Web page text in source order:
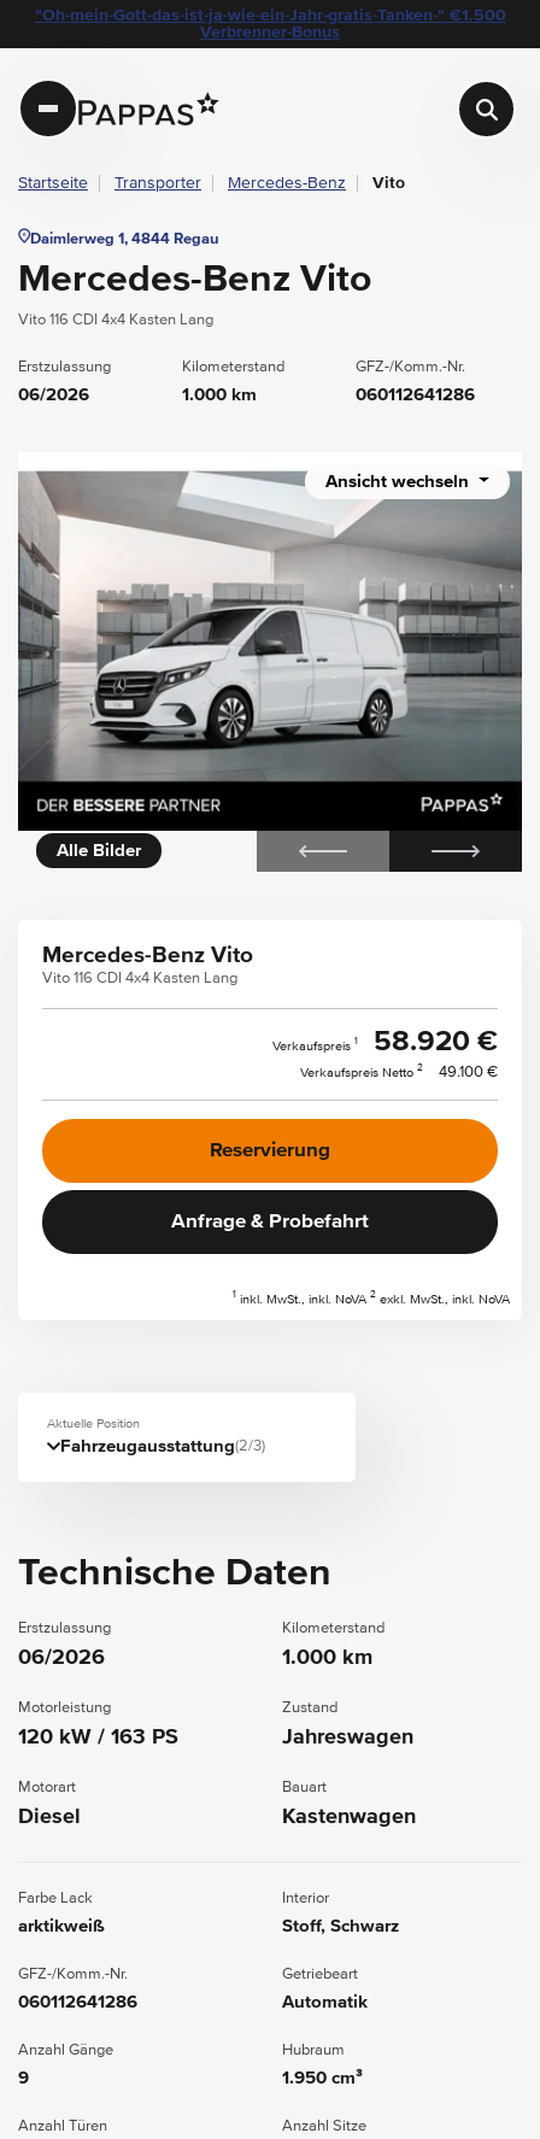
Navigation überspringen
Zum Hauptcontent
Zur Hauptnavigation springen
layout.table-of-content
Technische Daten
Fahrzeugausstattung
Standort & Ansprechpartner
Das könnte Sie auch interessieren
"Oh-mein-Gott-das-ist-ja-wie-ein-Jahr-gratis-Tanken-" €1.500
Verbrenner-Bonus
Pappas
Startseite Transporter Mercedes-Benz Vito
Daimlerweg 1, 4844 Regau
Mercedes-Benz Vito
Vito 116 CDI 4x4 Kasten Lang
Erstzulassung
06/2026
Kilometerstand
1.000 km
GFZ-/Komm.-Nr.
060112641286
Ansicht wechseln
Alle Bilder
Mercedes-Benz Vito
Vito 116 CDI 4x4 Kasten Lang
Verkaufspreis 1 58.920 €
Verkaufspreis Netto 2 49.100 €
Reservierung
Anfrage & Probefahrt
1 inkl. MwSt., inkl. NoVA 2 exkl. MwSt., inkl. NoVA
Aktuelle Position
Fahrzeugausstattung(2/3)
Technische Daten
Erstzulassung
06/2026
Kilometerstand
1.000 km
Motorleistung
120 kW / 163 PS
Zustand
Jahreswagen
Motorart
Diesel
Bauart
Kastenwagen
Farbe Lack
arktikweiß
Interior
Stoff, Schwarz
GFZ-/Komm.-Nr.
060112641286
Getriebeart
Automatik
Anzahl Gänge
9
Hubraum
1.950 cm³
Anzahl Türen Anzahl Sitze